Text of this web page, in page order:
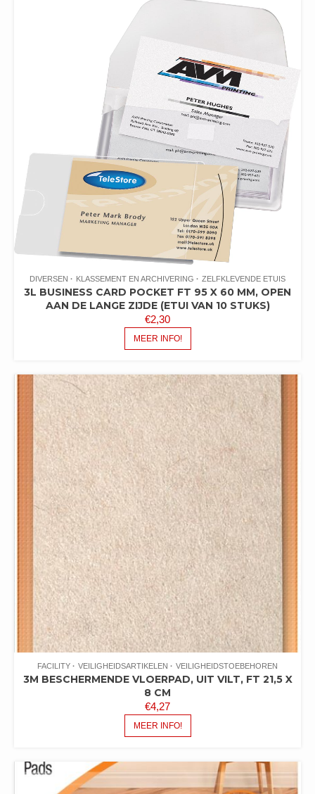
DIVERSEN KLASSEMENT EN ARCHIVERING ZELFKLEVENDE ETUIS
3L BUSINESS CARD POCKET FT 95 X 60 MM, OPEN
AAN DE LANGE ZIJDE (ETUI VAN 10 STUKS)
€2,30
MEER INFO!
FACILITY VEILIGHEIDSARTIKELEN VEILIGHEIDSTOEBEHOREN
3M BESCHERMENDE VLOERPAD, UIT VILT, FT 21,5 X
8 CM
€4,27
MEER INFO!